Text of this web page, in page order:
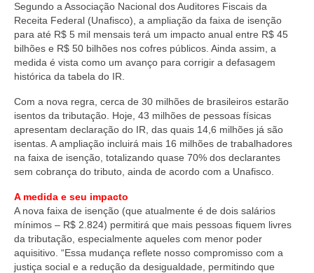
Segundo a Associação Nacional dos Auditores Fiscais da
Receita Federal (Unafisco), a ampliação da faixa de isenção
para até R$ 5 mil mensais terá um impacto anual entre R$ 45
bilhões e R$ 50 bilhões nos cofres públicos. Ainda assim, a
medida é vista como um avanço para corrigir a defasagem
histórica da tabela do IR.
Com a nova regra, cerca de 30 milhões de brasileiros estarão
isentos da tributação. Hoje, 43 milhões de pessoas físicas
apresentam declaração do IR, das quais 14,6 milhões já são
isentas. A ampliação incluirá mais 16 milhões de trabalhadores
na faixa de isenção, totalizando quase 70% dos declarantes
sem cobrança do tributo, ainda de acordo com a Unafisco.
A medida e seu impacto
A nova faixa de isenção (que atualmente é de dois salários
mínimos – R$ 2.824) permitirá que mais pessoas fiquem livres
da tributação, especialmente aqueles com menor poder
aquisitivo. “Essa mudança reflete nosso compromisso com a
justiça social e a redução da desigualdade, permitindo que